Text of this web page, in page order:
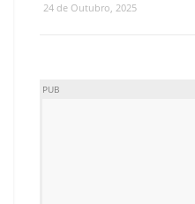
24 de Outubro, 2025
PUB